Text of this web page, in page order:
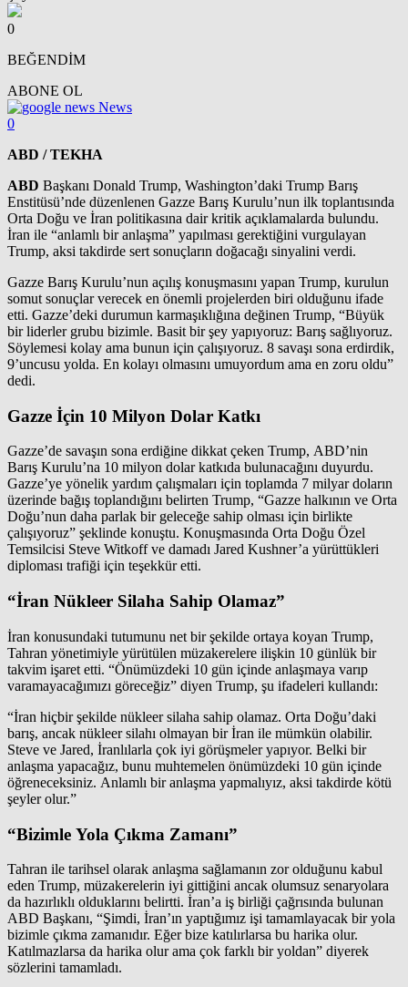
0
BEĞENDİM
ABONE OL
News
0
ABD / TEKHA
ABD Başkanı Donald Trump, Washington’daki Trump Barış
Enstitüsü’nde düzenlenen Gazze Barış Kurulu’nun ilk toplantısında
Orta Doğu ve İran politikasına dair kritik açıklamalarda bulundu.
İran ile “anlamlı bir anlaşma” yapılması gerektiğini vurgulayan
Trump, aksi takdirde sert sonuçların doğacağı sinyalini verdi.
Gazze Barış Kurulu’nun açılış konuşmasını yapan Trump, kurulun
somut sonuçlar verecek en önemli projelerden biri olduğunu ifade
etti. Gazze’deki durumun karmaşıklığına değinen Trump, “Büyük
bir liderler grubu bizimle. Basit bir şey yapıyoruz: Barış sağlıyoruz.
Söylemesi kolay ama bunun için çalışıyoruz. 8 savaşı sona erdirdik,
9’uncusu yolda. En kolayı olmasını umuyordum ama en zoru oldu”
dedi.
Gazze İçin 10 Milyon Dolar Katkı
Gazze’de savaşın sona erdiğine dikkat çeken Trump, ABD’nin
Barış Kurulu’na 10 milyon dolar katkıda bulunacağını duyurdu.
Gazze’ye yönelik yardım çalışmaları için toplamda 7 milyar doların
üzerinde bağış toplandığını belirten Trump, “Gazze halkının ve Orta
Doğu’nun daha parlak bir geleceğe sahip olması için birlikte
çalışıyoruz” şeklinde konuştu. Konuşmasında Orta Doğu Özel
Temsilcisi Steve Witkoff ve damadı Jared Kushner’a yürüttükleri
diploması trafiği için teşekkür etti.
“İran Nükleer Silaha Sahip Olamaz”
İran konusundaki tutumunu net bir şekilde ortaya koyan Trump,
Tahran yönetimiyle yürütülen müzakerelere ilişkin 10 günlük bir
takvim işaret etti. “Önümüzdeki 10 gün içinde anlaşmaya varıp
varamayacağımızı göreceğiz” diyen Trump, şu ifadeleri kullandı:
“İran hiçbir şekilde nükleer silaha sahip olamaz. Orta Doğu’daki
barış, ancak nükleer silahı olmayan bir İran ile mümkün olabilir.
Steve ve Jared, İranlılarla çok iyi görüşmeler yapıyor. Belki bir
anlaşma yapacağız, bunu muhtemelen önümüzdeki 10 gün içinde
öğreneceksiniz. Anlamlı bir anlaşma yapmalıyız, aksi takdirde kötü
şeyler olur.”
“Bizimle Yola Çıkma Zamanı”
Tahran ile tarihsel olarak anlaşma sağlamanın zor olduğunu kabul
eden Trump, müzakerelerin iyi gittiğini ancak olumsuz senaryolara
da hazırlıklı olduklarını belirtti. İran’a iş birliği çağrısında bulunan
ABD Başkanı, “Şimdi, İran’ın yaptığımız işi tamamlayacak bir yola
bizimle çıkma zamanıdır. Eğer bize katılırlarsa bu harika olur.
Katılmazlarsa da harika olur ama çok farklı bir yoldan” diyerek
sözlerini tamamladı.